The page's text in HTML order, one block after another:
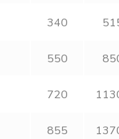
340
550
720
855